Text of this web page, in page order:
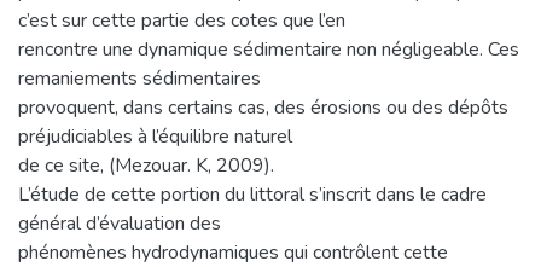
c’est sur cette partie des cotes que l’en
rencontre une dynamique sédimentaire non négligeable. Ces
remaniements sédimentaires
provoquent, dans certains cas, des érosions ou des dépôts
préjudiciables à l’équilibre naturel
de ce site, (Mezouar. K, 2009).
L’étude de cette portion du littoral s’inscrit dans le cadre
général d’évaluation des
phénomènes hydrodynamiques qui contrôlent cette